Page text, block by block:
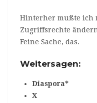
Hinterher mußte ich
Zugriffsrechte
Feine Sache, das.
Weitersagen:
Diaspora*
X